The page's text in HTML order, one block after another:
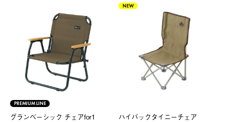
PREMIUM LINE
グランベーシック チェアfor1
NEW
ハイバックタイニーチェア